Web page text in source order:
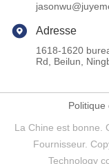
Adresse
1618-1620
Rd, Beilun,
Politique
La Chine est bonne.
Fournisseur.
Technology